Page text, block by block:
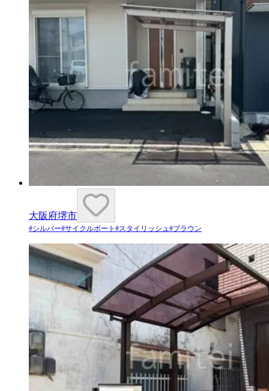
大阪府堺市
#シルバー#サイクルポート #スタイリッシュ#ブラウン